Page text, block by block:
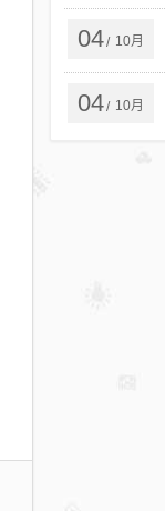
04/ 10月
04/ 10月